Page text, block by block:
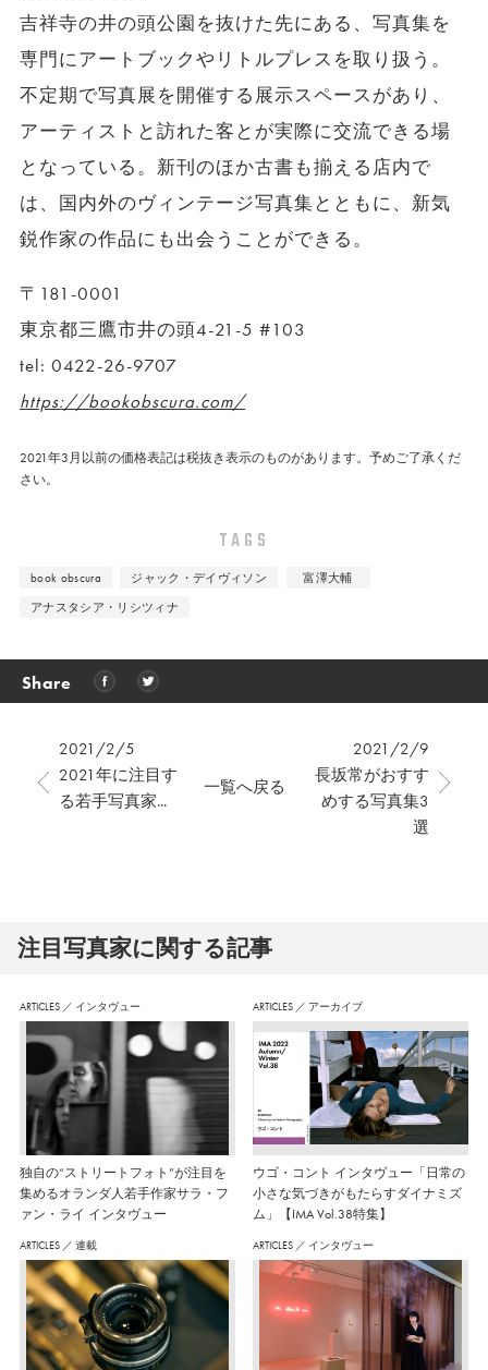
吉祥寺の井の頭公園を抜けた先にある、写真集を
専門にアートブックやリトルプレスを取り扱う。
不定期で写真展を開催する展示スペースがあり、
アーティストと訪れた客とが実際に交流できる場
となっている。新刊のほか古書も揃える店内で
は、国内外のヴィンテージ写真集とともに、新気
鋭作家の作品にも出会うことができる。
〒181-0001
東京都三鷹市井の頭4-21-5 #103
tel: 0422-26-9707
https://bookobscura.com/
2021年3月以前の価格表記は税抜き表示のものがあります。予めご了承くだ
さい。
TAGS
book obscura ジャック・デイヴィソン
富澤大輔
アナスタシア・リシツィナ
Share
2021/2/5
2021年に注目す
る若手写真家...
2021/2/9
長坂常がおすす
めする写真集3
選
一覧へ戻る
注⽬写真家に関する記事
ARTICLES ／ インタヴュー
独自の“ストリートフォト”が注目を
集めるオランダ人若手作家サラ・フ
ァン・ライ インタヴュー
ARTICLES ／ アーカイブ
ウゴ・コント インタヴュー「日常の
小さな気づきがもたらすダイナミズ
ム」【IMA Vol.38特集】
ARTICLES ／ 連載 ARTICLES ／ インタヴュー